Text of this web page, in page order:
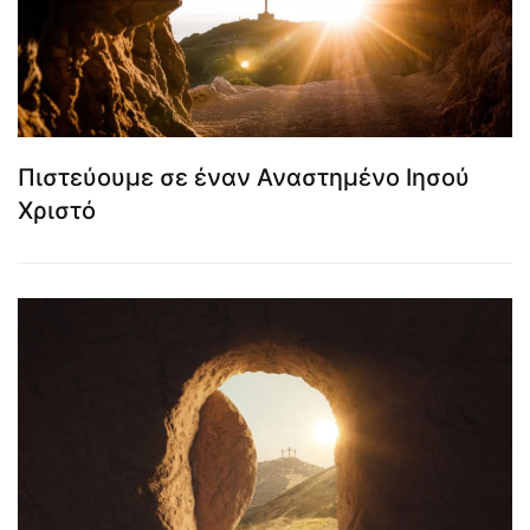
Πιστεύουμε σε έναν Αναστημένο Ιησού
Χριστό